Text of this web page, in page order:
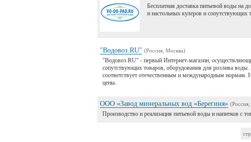
Бесплатная доставка питьевой воды на
и настольных кулеров и сопутствующих
"Водовоз.RU" (Россия, Москва)
"Водовоз.RU" - первый Интернет-магазин,
сопутствующих товаров, оборудования для розлива
соответствует отечественным и международным нормам.
цены.
ООО «Завод минеральных вод «Берегиня» (Россия,
Производство и реализация питьевой воды и напитков